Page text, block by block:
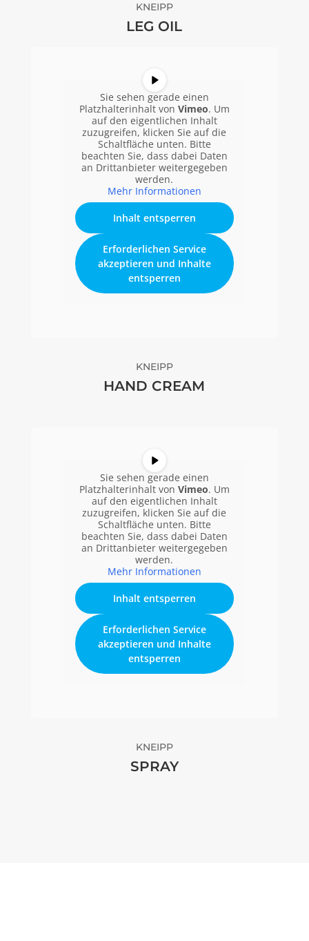
KNEIPP
LEG OIL
Sie sehen gerade einen
Platzhalterinhalt von Vimeo. Um
auf den eigentlichen Inhalt
zuzugreifen, klicken Sie auf die
Schaltfläche unten. Bitte
beachten Sie, dass dabei Daten
an Drittanbieter weitergegeben
werden.
Mehr Informationen
Inhalt entsperren
Erforderlichen Service
akzeptieren und Inhalte
entsperren
KNEIPP
HAND CREAM
Sie sehen gerade einen
Platzhalterinhalt von Vimeo. Um
auf den eigentlichen Inhalt
zuzugreifen, klicken Sie auf die
Schaltfläche unten. Bitte
beachten Sie, dass dabei Daten
an Drittanbieter weitergegeben
werden.
Mehr Informationen
Inhalt entsperren
Erforderlichen Service
akzeptieren und Inhalte
entsperren
KNEIPP
SPRAY